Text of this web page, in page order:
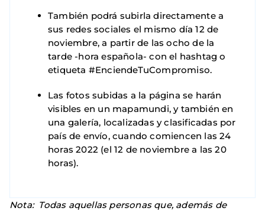
También podrá subirla directamente a
sus redes sociales el mismo día 12 de
noviembre, a partir de las ocho de la
tarde -hora española- con el hashtag o
etiqueta #EnciendeTuCompromiso.
Las fotos subidas a la página se harán
visibles en un mapamundi, y también en
una galería, localizadas y clasificadas por
país de envío, cuando comiencen las 24
horas 2022 (el 12 de noviembre a las 20
horas).
Nota: Todas aquellas personas que, además de